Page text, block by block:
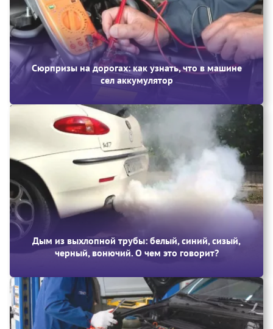
Сюрпризы на дорогах: как узнать, что в машине
сел аккумулятор
Дым из выхлопной трубы: белый, синий, сизый,
черный, вонючий. О чем это говорит?